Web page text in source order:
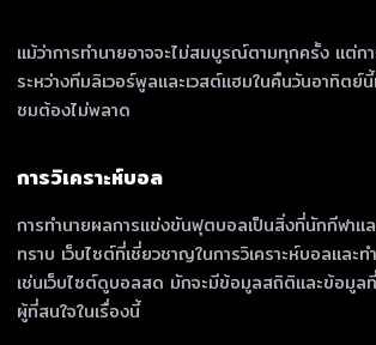
แม้ว่าการทำนายอาจจะไม่สมบูรณ์ตามทุกครั้ง แต่
ระหว่างทีมลิเวอร์พูลและเวสต์แฮมในคืนวันอาทิตย์
ชมต้องไม่พลาด
การวิเคราะห์บอล
การทำนายผลการแข่งขันฟุตบอลเป็นสิ่งที่นักกีฬาแ
ทราบ เว็บไซต์ที่เชี่ยวชาญในการวิเคราะห์บอลและ
เช่นเว็บไซต์ดูบอลสด มักจะมีข้อมูลสถิติและข้อมูล
ผู้ที่สนใจในเรื่องนี้